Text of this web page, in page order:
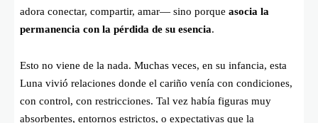
adora conectar, compartir, amar— sino porque asocia la
permanencia con la pérdida de su esencia.
Esto no viene de la nada. Muchas veces, en su infancia, esta
Luna vivió relaciones donde el cariño venía con condiciones,
con control, con restricciones. Tal vez había figuras muy
absorbentes, entornos estrictos, o expectativas que la